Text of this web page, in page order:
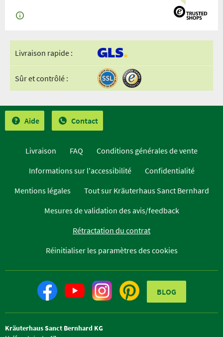
Livraison rapide :
Sûr et contrôlé :
Aide Contact
Livraison FAQ
Conditions générales de vente
Informations sur l'accessibilité
Confidentialité
Mentions légales
Tout sur Kräuterhaus Sanct Bernhard
Mesures de validation des avis/feedback
Rétractation du contrat
Réinitialiser les paramètres des cookies
BLOG
Kräuterhaus Sanct Bernhard KG